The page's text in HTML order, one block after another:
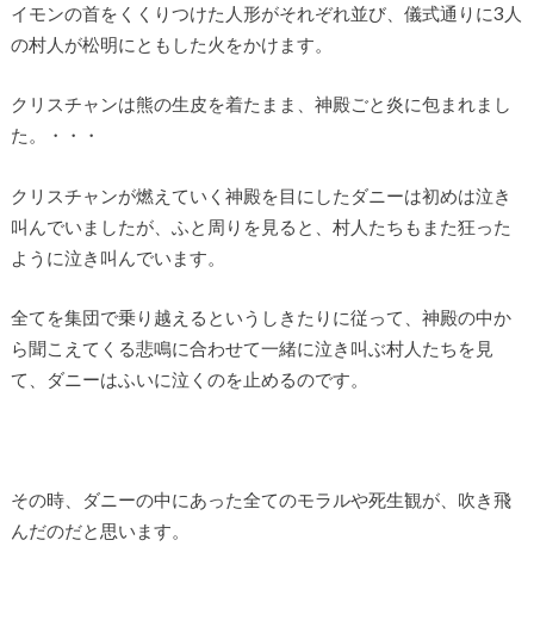
イモンの首をくくりつけた人形がそれぞれ並び、儀式通りに3人
の村人が松明にともした火をかけます。
クリスチャンは熊の生皮を着たまま、神殿ごと炎に包まれまし
た。・・・
クリスチャンが燃えていく神殿を目にしたダニーは初めは泣き
叫んでいましたが、ふと周りを見ると、村人たちもまた狂った
ように泣き叫んでいます。
全てを集団で乗り越えるというしきたりに従って、神殿の中か
ら聞こえてくる悲鳴に合わせて一緒に泣き叫ぶ村人たちを見
て、ダニーはふいに泣くのを止めるのです。
その時、ダニーの中にあった全てのモラルや死生観が、吹き飛
んだのだと思います。